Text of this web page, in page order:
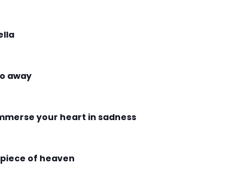
away
your heart in sadness
of heaven